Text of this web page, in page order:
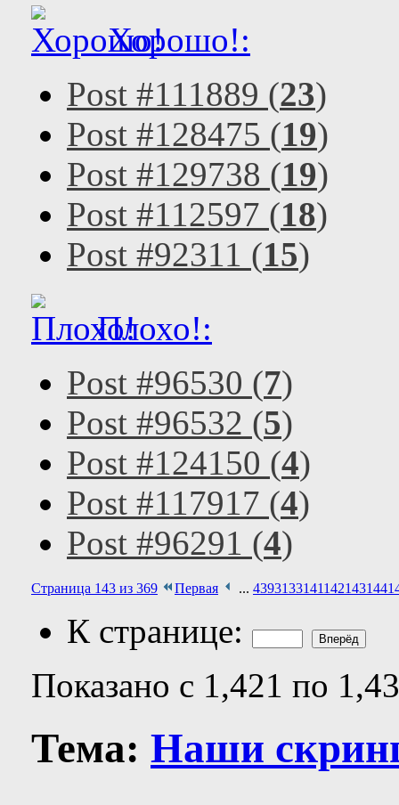
Хорошо!:
Post #111889 (23)
Post #128475 (19)
Post #129738 (19)
Post #112597 (18)
Post #92311 (15)
Плохо!:
Post #96530 (7)
Post #96532 (5)
Post #124150 (4)
Post #117917 (4)
Post #96291 (4)
Страница 143 из 369 Первая ... 4393133141142143144
К странице:
Показано с 1,421 по
Тема: Наши